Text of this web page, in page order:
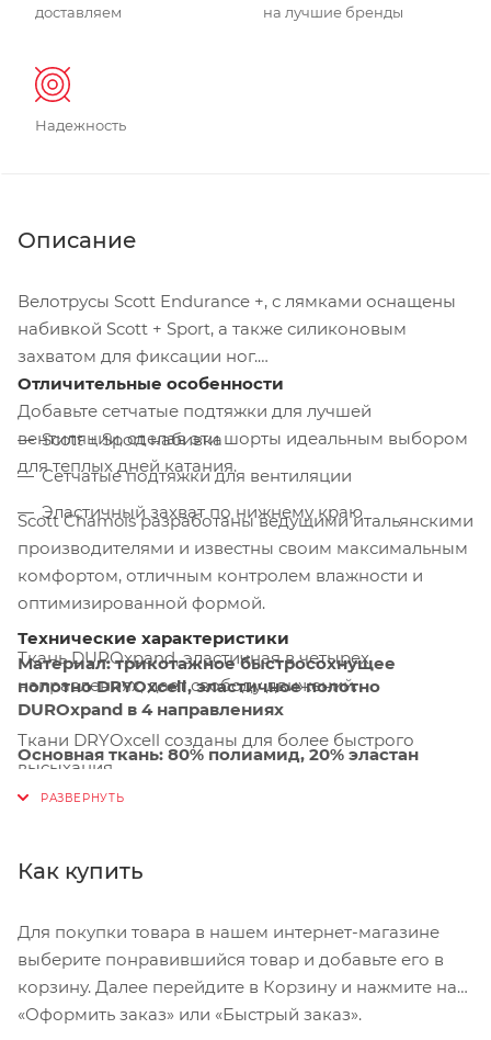
доставляем на лучшие бренды
Надежность
Описание
Велотрусы Scott Endurance +, с лямками оснащены
набивкой Scott + Sport, а также силиконовым
захватом для фиксации ног.
Добавьте сетчатые подтяжки для лучшей
вентиляции, сделав эти шорты идеальным выбором
для теплых дней катания.
Scott Chamois разработаны ведущими итальянскими
производителями и известны своим максимальным
комфортом, отличным контролем влажности и
оптимизированной формой.
Ткань DUROxpand, эластичная в четырех
направлениях, дает свободу движений.
Ткани DRYOxcell созданы для более быстрого
высыхания.
площади.
Отличительные особенности
Scott + Sport набивка
Сетчатые подтяжки для вентиляции
Эластичный захват по нижнему краю
Технические характеристики
Материал:трикотажное быстросохнущее
полотно DRYOxcell, эластичное полотно
DUROxpand в 4 направлениях
Основная ткань: 80% полиамид, 20% эластан
Сетка:85% полиэстер, 15% эластан
Особенности:
нижняя кромка для захвата, прокладка+
спортивная прокладка для мужчин
Вес: 180 г
Как купить
Для покупки товара в нашем интернет-магазине
выберите понравившийся товар и добавьте его в
корзину. Далее перейдите в Корзину и нажмите на
«Оформить заказ» или «Быстрый заказ».